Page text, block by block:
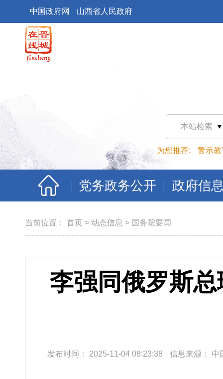
中国政府网 山西省人民政府
本站检索
为您推荐: 警示教
党务政务公开 政府信
当前位置： 首页 > 动态信息 > 国务院要闻
李强同俄罗斯
发布时间： 2025-11-04 08:23:38 信息来源： 中